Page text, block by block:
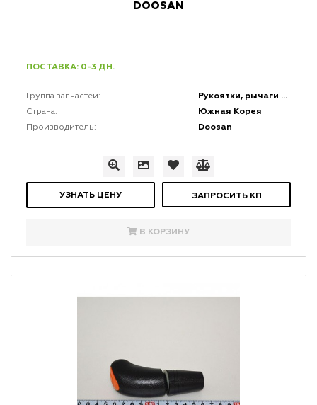
DOOSAN
ПОСТАВКА: 0-3 ДН.
Группа запчастей: Рукоятки, рычаги и набалдашники
Страна: Южная Корея
Производитель: Doosan
УЗНАТЬ ЦЕНУ ЗАПРОСИТЬ КП
В КОРЗИНУ